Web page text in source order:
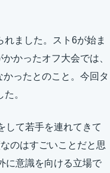
ました。スト6が始ま
かったオフ大会では、
ったとのこと。今回タ
。
して若手を連れてきて
のはすごいことだと思
に意識を向ける立場で